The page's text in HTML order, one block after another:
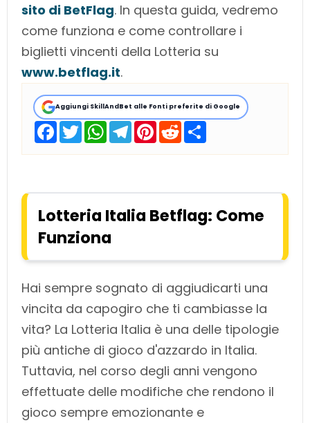
sito di BetFlag. In questa guida, vedremo
come funziona e come controllare i
biglietti vincenti della Lotteria su
www.betflag.it.
Aggiungi SkillAndBet alle Fonti preferite di Google
F
a
c
e
o
T
w
i
t
r
W
h
a
t
p
T
e
l
e
a
P
i
n
t
e
t
R
e
d
d r
Lotteria Italia Betflag: Come
Funziona
Hai sempre sognato di aggiudicarti una
vincita da capogiro che ti cambiasse la
vita? La Lotteria Italia è una delle tipologie
più antiche di gioco d'azzardo in Italia.
Tuttavia, nel corso degli anni vengono
effettuate delle modifiche che rendono il
gioco sempre emozionante e